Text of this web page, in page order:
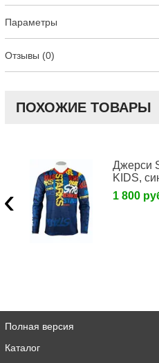
Параметры
Отзывы (0)
ПОХОЖИЕ ТОВАРЫ
Джерси
KIDS,
1 800
‹
Полная версия
Каталог